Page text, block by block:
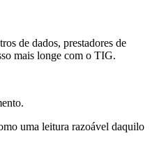
de dados, prestadores de
mais longe com o TIG.
uma leitura razoável daquilo